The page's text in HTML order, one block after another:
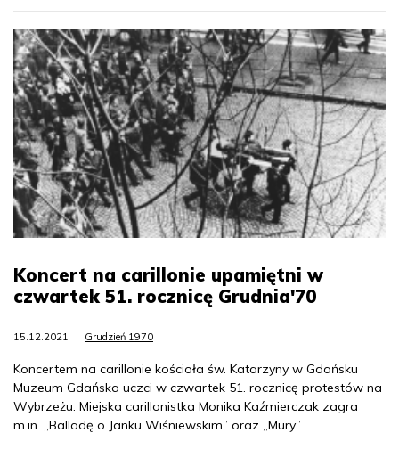
Koncert na carillonie upamiętni w
czwartek 51. rocznicę Grudnia'70
15.12.2021 Grudzień 1970
Koncertem na carillonie kościoła św. Katarzyny w Gdańsku
Muzeum Gdańska uczci w czwartek 51. rocznicę protestów na
Wybrzeżu. Miejska carillonistka Monika Kaźmierczak zagra
m.in. „Balladę o Janku Wiśniewskim” oraz „Mury”.